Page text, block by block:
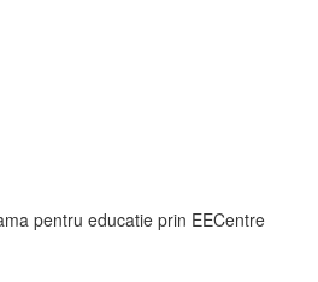
pentru educatie prin EECentre